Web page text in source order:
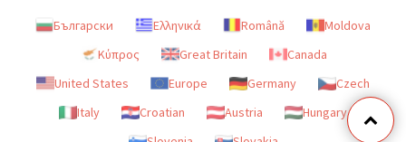
Български Ελληνικά Română
Moldova
Κύπρος
Great Britain
Canada
United States
Europe Germany
Czech
Italy
Croatian Austria
Hungary